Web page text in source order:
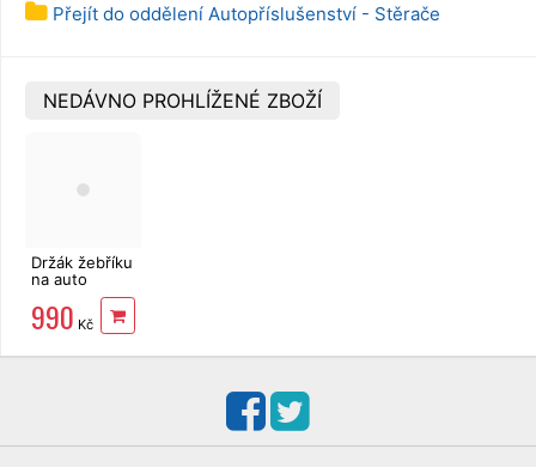
Přejít do oddělení Autopříslušenství - Stěrače
NEDÁVNO PROHLÍŽENÉ ZBOŽÍ
Držák žebříku
na auto
DL01LC 2 ks
990 Kč